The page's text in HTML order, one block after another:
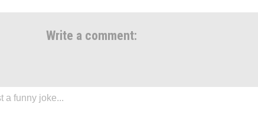
Write a comment: